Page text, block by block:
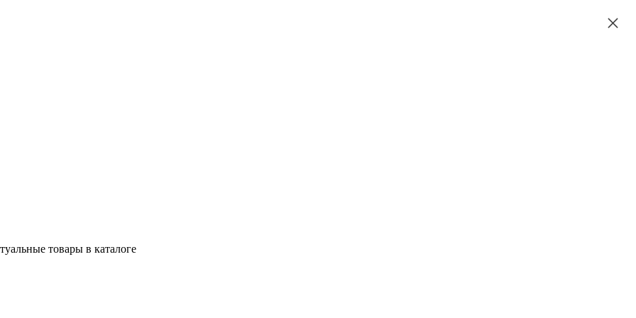
товары в каталоге